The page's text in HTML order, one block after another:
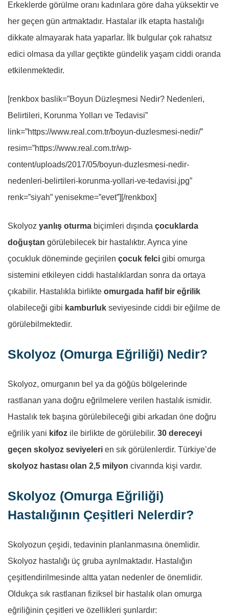
Erkeklerde görülme oranı kadınlara göre daha yüksektir ve
her geçen gün artmaktadır. Hastalar ilk etapta hastalığı
dikkate almayarak hata yaparlar. İlk bulgular çok rahatsız
edici olmasa da yıllar geçtikte gündelik yaşam ciddi oranda
etkilenmektedir.
[renkbox baslik=”Boyun Düzleşmesi Nedir? Nedenleri,
Belirtileri, Korunma Yolları ve Tedavisi”
link=”https://www.real.com.tr/boyun-duzlesmesi-nedir/”
resim=”https://www.real.com.tr/wp-
content/uploads/2017/05/boyun-duzlesmesi-nedir-
nedenleri-belirtileri-korunma-yollari-ve-tedavisi.jpg”
renk=”siyah” yenisekme=”evet”][/renkbox]
Skolyoz yanlış oturma biçimleri dışında çocuklarda
doğuştan görülebilecek bir hastalıktır. Ayrıca yine
çocukluk döneminde geçirilen çocuk felci gibi omurga
sistemini etkileyen ciddi hastalıklardan sonra da ortaya
çıkabilir. Hastalıkla birlikte omurgada hafif bir eğrilik
olabileceği gibi kamburluk seviyesinde ciddi bir eğilme de
görülebilmektedir.
Skolyoz (Omurga Eğriliği) Nedir?
Skolyoz, omurganın bel ya da göğüs bölgelerinde
rastlanan yana doğru eğrilmelere verilen hastalık ismidir.
Hastalık tek başına görülebileceği gibi arkadan öne doğru
eğrilik yani kifoz ile birlikte de görülebilir. 30 dereceyi
geçen skolyoz seviyeleri en sık görülenlerdir. Türkiye’de
skolyoz hastası olan 2,5 milyon civarında kişi vardır.
Skolyoz (Omurga Eğriliği)
Hastalığının Çeşitleri Nelerdir?
Skolyozun çeşidi, tedavinin planlanmasına önemlidir.
Skolyoz hastalığı üç gruba ayrılmaktadır. Hastalığın
çeşitlendirilmesinde altta yatan nedenler de önemlidir.
Oldukça sık rastlanan fiziksel bir hastalık olan omurga
eğriliğinin çeşitleri ve özellikleri şunlardır: